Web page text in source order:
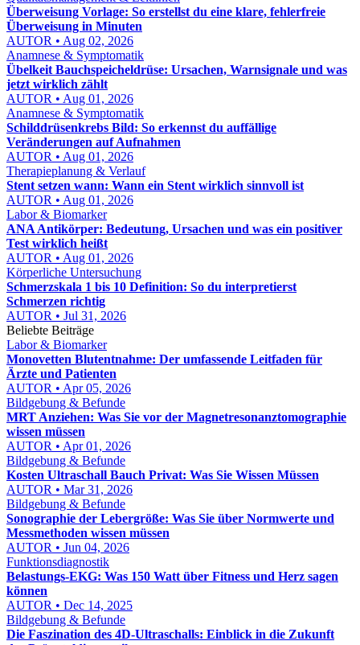
Überweisung Vorlage: So erstellst du eine klare, fehlerfreie
Überweisung in Minuten
AUTOR • Aug 02, 2026
Anamnese & Symptomatik
Übelkeit Bauchspeicheldrüse: Ursachen, Warnsignale und was
jetzt wirklich zählt
AUTOR • Aug 01, 2026
Anamnese & Symptomatik
Schilddrüsenkrebs Bild: So erkennst du auffällige
Veränderungen auf Aufnahmen
AUTOR • Aug 01, 2026
Therapieplanung & Verlauf
Stent setzen wann: Wann ein Stent wirklich sinnvoll ist
AUTOR • Aug 01, 2026
Labor & Biomarker
ANA Antikörper: Bedeutung, Ursachen und was ein positiver
Test wirklich heißt
AUTOR • Aug 01, 2026
Körperliche Untersuchung
Schmerzskala 1 bis 10 Definition: So du interpretierst
Schmerzen richtig
AUTOR • Jul 31, 2026
Beliebte Beiträge
Labor & Biomarker
Monovetten Blutentnahme: Der umfassende Leitfaden für
Ärzte und Patienten
AUTOR • Apr 05, 2026
Bildgebung & Befunde
MRT Anziehen: Was Sie vor der Magnetresonanztomographie
wissen müssen
AUTOR • Apr 01, 2026
Bildgebung & Befunde
Kosten Ultraschall Bauch Privat: Was Sie Wissen Müssen
AUTOR • Mar 31, 2026
Bildgebung & Befunde
Sonographie der Lebergröße: Was Sie über Normwerte und
Messmethoden wissen müssen
AUTOR • Jun 04, 2026
Funktionsdiagnostik
Belastungs-EKG: Was 150 Watt über Fitness und Herz sagen
können
AUTOR • Dec 14, 2025
Bildgebung & Befunde
Die Faszination des 4D-Ultraschalls: Einblick in die Zukunft